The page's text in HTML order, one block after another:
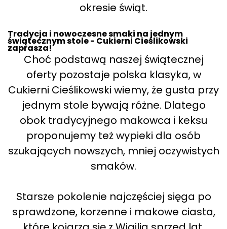
okresie świąt.
Tradycja i nowoczesne smaki na jednym
świątecznym stole - Cukierni Cieślikowski
zaprasza!
Choć podstawą naszej świątecznej
oferty pozostaje polska klasyka, w
Cukierni Cieślikowski wiemy, że gusta przy
jednym stole bywają różne. Dlatego
obok tradycyjnego makowca i keksu
proponujemy też wypieki dla osób
szukających nowszych, mniej oczywistych
smaków.
Starsze pokolenie najczęściej sięga po
sprawdzone, korzenne i makowe ciasta,